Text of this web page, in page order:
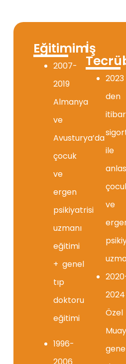
Eğitimim
2007-
2019
Almanya
ve
Avusturya’da
çocuk
ve
ergen
psikiyatrisi
uzmanı
eğitimi
+ genel
tıp
doktoru
eğitimi
1996-
2006
İş
2023
den
ile
ve
2024
Özel